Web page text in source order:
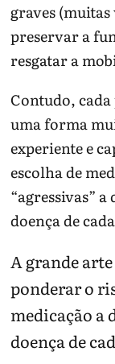
graves
preservar a
resgatar a
Contudo,
uma forma
experiente e
escolha de
“agressivas”
doença de
A grande
ponderar o
medicação a
doença de